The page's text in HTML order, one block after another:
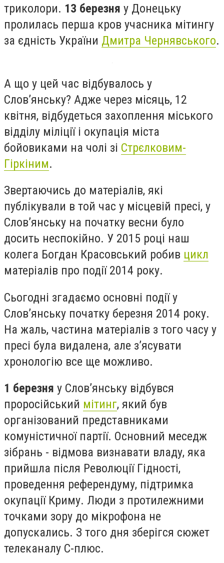
триколори. 13 березня у Донецьку
пролилась перша кров учасника мітингу
за єдність України Дмитра Чернявського.
А що у цей час відбувалось у
Слов’янську? Адже через місяць, 12
квітня, відбудеться захоплення міського
відділу міліції і окупація міста
бойовиками на чолі зі Стрєлковим-
Гіркіним.
Звертаючись до матеріалів, які
публікували в той час у місцевій пресі, у
Слов’янську на початку весни було
досить неспокійно. У 2015 році наш
колега Богдан Красовський робив цикл
матеріалів про події 2014 року.
Сьогодні згадаємо основні події у
Слов’янську початку березня 2014 року.
На жаль, частина матеріалів з того часу у
пресі була видалена, але з’ясувати
хронологію все ще можливо.
1 березня у Слов’янську відбувся
проросійський мітинг, який був
організований представниками
комуністичної партії. Основний меседж
зібрань - відмова визнавати владу, яка
прийшла після Революції Гідності,
проведення референдуму, підтримка
окупації Криму. Люди з протилежними
точками зору до мікрофона не
допускались. З того дня зберігся сюжет
телеканалу С-плюс.